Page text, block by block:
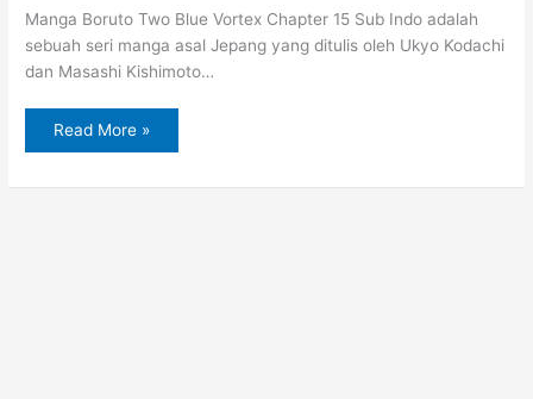
Manga Boruto Two Blue Vortex Chapter 15 Sub Indo adalah
sebuah seri manga asal Jepang yang ditulis oleh Ukyo Kodachi
dan Masashi Kishimoto…
Read More »